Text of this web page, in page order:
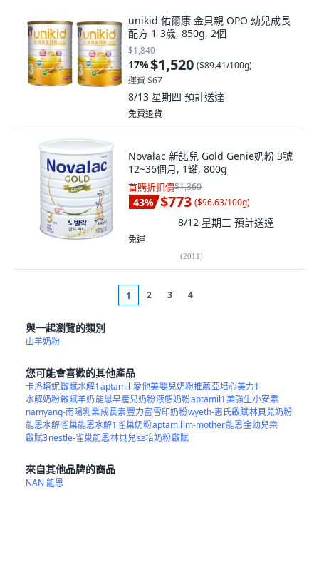
unikid 佑爾康 金貝親 OPO 幼兒成長
配方 1-3歲, 850g, 2個
$1,840
17%$1,520 ($89.41/100g)
運費 $67
8/13 星期四 預計送達
免費退貨
Novalac 新諾兒 Gold Genie奶粉 3號
12~36個月, 1罐, 800g
首購折扣價$1,360
43% $773 ($96.63/100g)
8/12 星期三 預計送達
免運
(2011)
1 2 3 4
與一起瀏覽的類別
山羊奶粉
您可能會喜歡的其他產品
卡洛塔妮啟賦水解1aptamil-愛他美嬰兒奶粉推薦亞培心美力1
水解奶粉啟賦羊奶能恩早產兒奶粉液態奶粉aptamil1美強生小安素
namyang-南陽乳業成長素豐力富雪印奶粉wyeth-惠氏啟賦林貝兒奶粉
能恩水解雀巢能恩水解1雀巢奶粉aptamilim-mother能恩金幼兒樂
啟賦3nestle-雀巢能恩林貝兒亞培奶粉啟賦
來自其他品牌的商品
NAN 能恩